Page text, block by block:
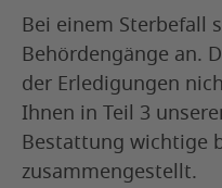
Bei einem Sterbefall
Behördengänge an.
der Erledigungen
Ihnen in Teil 3
Bestattung wichtige
zusammengestellt.